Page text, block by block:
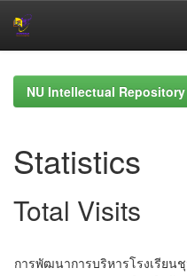
navigationNU Intellectual Repository
Statistics
Total Visits
การพัฒนาการบริหารโรงเรียน